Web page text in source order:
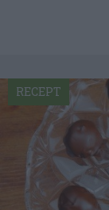
RECEPT